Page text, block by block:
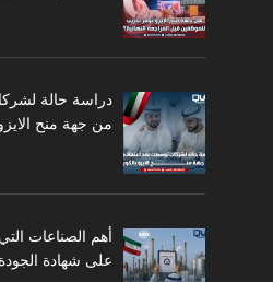
دراسة حالة
من جهة منح
أهم الصناعات
على شهادة